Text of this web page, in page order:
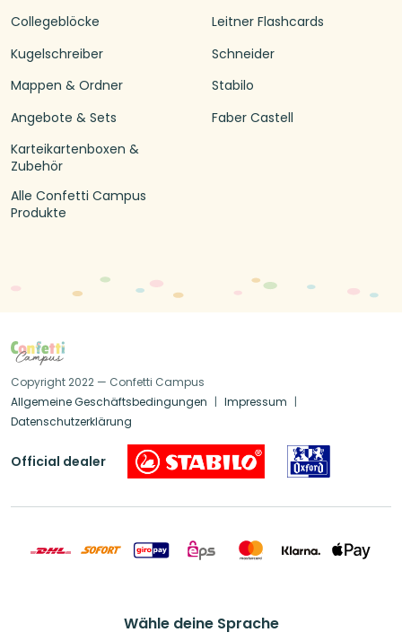
Collegeblöcke
Kugelschreiber
Mappen & Ordner
Angebote & Sets
Karteikartenboxen &
Zubehör
Alle Confetti Campus
Produkte
Leitner Flashcards
Schneider
Stabilo
Faber Castell
Copyright 2022 — Confetti Campus
Allgemeine Geschäftsbedingungen
Impressum
Datenschutzerklärung
Official dealer
Wähle deine Sprache